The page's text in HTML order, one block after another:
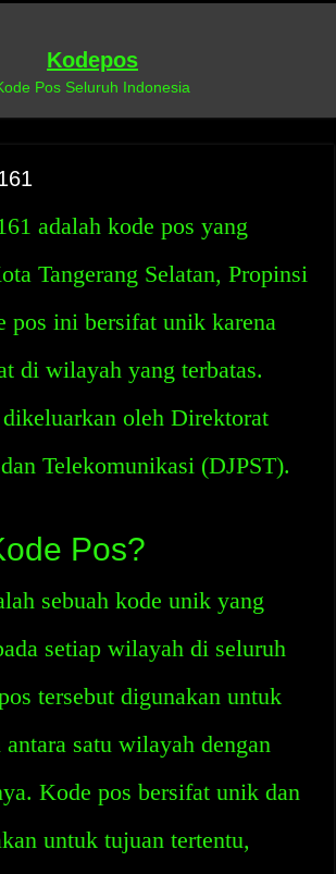
Kodepos
Pos Seluruh Indonesia
adalah kode pos yang
Tangerang Selatan, Propinsi
pos ini bersifat unik karena
di wilayah yang terbatas.
oleh Direktorat
Telekomunikasi (DJPST).
Pos?
sebuah kode unik yang
setiap wilayah di seluruh
tersebut digunakan untuk
antara satu wilayah dengan
Kode pos bersifat unik dan
untuk tujuan tertentu,